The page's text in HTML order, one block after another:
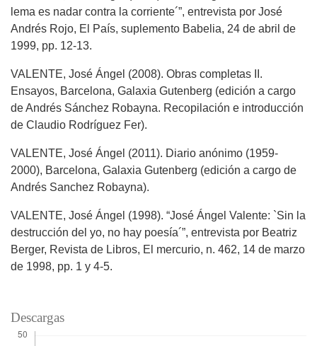
lema es nadar contra la corriente´”, entrevista por José
Andrés Rojo, El País, suplemento Babelia, 24 de abril de
1999, pp. 12-13.
VALENTE, José Ángel (2008). Obras completas II.
Ensayos, Barcelona, Galaxia Gutenberg (edición a cargo
de Andrés Sánchez Robayna. Recopilación e introducción
de Claudio Rodríguez Fer).
VALENTE, José Ángel (2011). Diario anónimo (1959-
2000), Barcelona, Galaxia Gutenberg (edición a cargo de
Andrés Sanchez Robayna).
VALENTE, José Ángel (1998). “José Ángel Valente: `Sin la
destrucción del yo, no hay poesía´”, entrevista por Beatriz
Berger, Revista de Libros, El mercurio, n. 462, 14 de marzo
de 1998, pp. 1 y 4-5.
Descargas